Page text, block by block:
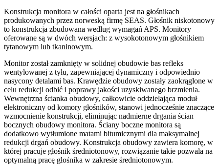
Konstrukcja monitora w całości oparta jest na głośnikach
produkowanych przez norweską firmę SEAS. Głośnik niskotonowy
to konstrukcja zbudowana według wymagań APS. Monitory
oferowane są w dwóch wersjach: z wysokotonowym głośnikiem
tytanowym lub tkaninowym.
Monitor został zamknięty w solidnej obudowie bas refleks
wentylowanej z tyłu, zapewniającej dynamiczny i odpowiednio
nasycony detalami bas. Krawędzie obudowy zostały zaokrąglone w
celu redukcji odbić i poprawy jakości uzyskiwanego brzmienia.
Wewnętrzna ścianka obudowy, całkowicie oddzielająca moduł
elektroniczny od komory głośników, stanowi jednocześnie znaczące
wzmocnienie konstrukcji, eliminując nadmierne drgania ścian
bocznych obudowy monitora. Ściany boczne monitora są
dodatkowo wytłumione matami bitumicznymi dla maksymalnej
redukcji drgań obudowy. Konstrukcja obudowy zawiera komorę, w
której pracuje głośnik średniotonowy, rozwiązanie takie pozwala na
optymalną pracę głośnika w zakresie średniotonowym.